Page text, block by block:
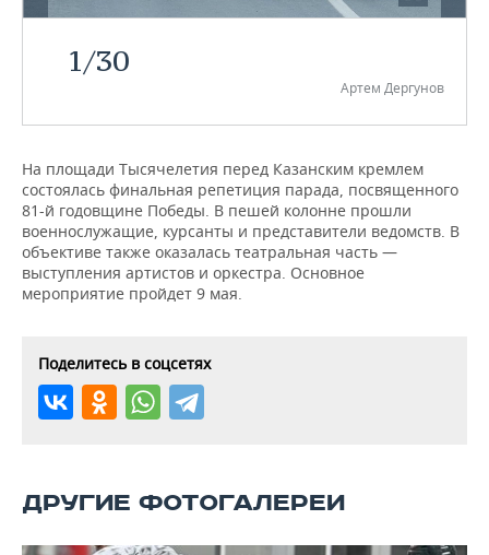
НЕФТЬ
ТЕЛЕКОММУНИКАЦИИ
БИЗНЕС-БРАНЧИ
ONLINE-КОНФЕРЕНЦИИ
ОТКРЫТАЯ ЛЕКЦИЯ
ФУТБОЛ
ХОККЕЙ
БАСКЕТБОЛ
КИБЕРСПОРТ
ВОДНЫЕ ВИДЫ СПОРТА
ХОККЕЙ С МЯЧОМ
НОВОСТИ ОБЩЕСТВА
ВЛАСТЬ
ИНФРАСТРУКТУРА
КУЛЬТУРА
ОБРАЗОВАНИЕ
ПРОИСШЕСТВИЯ
ФОТОГАЛЕРЕЯ
СЮЖЕТЫ
СПРАВОЧНИК
СПИСОК КОМПАНИЙ
1/30
Артем Дергунов
На площади Тысячелетия перед Казанским кремлем
состоялась финальная репетиция парада, посвященного
81-й годовщине Победы. В пешей колонне прошли
военнослужащие, курсанты и представители ведомств. В
объективе также оказалась театральная часть —
выступления артистов и оркестра. Основное
мероприятие пройдет 9 мая.
Поделитесь в соцсетях
ДРУГИЕ ФОТОГАЛЕРЕИ